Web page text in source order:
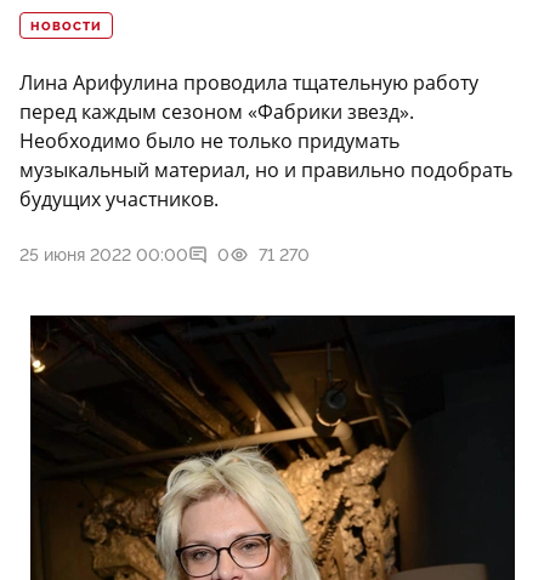
НОВОСТИ
Лина Арифулина проводила тщательную работу
перед каждым сезоном «Фабрики звезд».
Необходимо было не только придумать
музыкальный материал, но и правильно подобрать
будущих участников.
25 июня 2022 00:00 0 71 270